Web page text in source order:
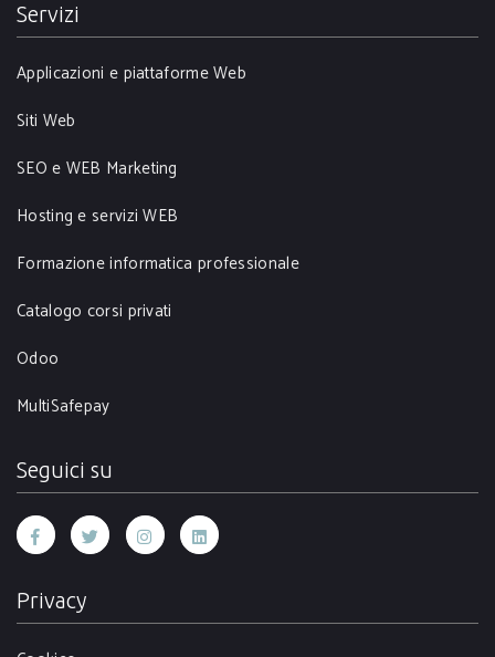
Servizi
Applicazioni e piattaforme Web
Siti Web
SEO e WEB Marketing
Hosting e servizi WEB
Formazione informatica professionale
Catalogo corsi privati
Odoo
MultiSafepay
Seguici su
Privacy